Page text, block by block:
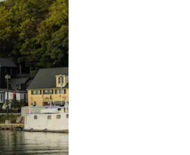
pomocou dotykových gest či